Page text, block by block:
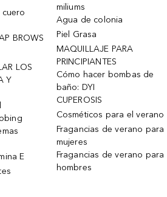
BROWS
LOS
Y
E
miliums
Agua de colonia
Piel Grasa
MAQUILLAJE PARA
PRINCIPIANTES
Cómo hacer bombas de
baño: DYI
CUPEROSIS
Cosméticos para el verano
Fragancias de verano para
mujeres
Fragancias de verano para
hombres